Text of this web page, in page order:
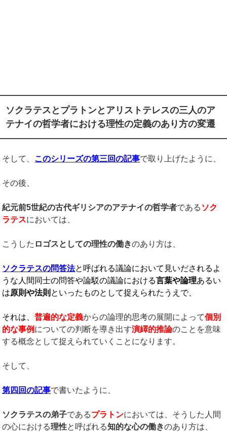
ソクラテスとプラトンとアリストテレスの三人のア
テナイの哲学者における理性の定義のあり方の変遷
そして、 このシリーズの第三回の記事で取り上げたように、
その後、
紀元前5世紀の古代ギリシアのアテナイの哲学者である ソク
ラテスにおいては、
こうした ロゴスとしての理性の働きのあり方は、
ソクラテスの問答法と呼ばれる議論において見いだされるよ
うな人間同士の問答や論駁の議論における言葉や論理あるい
は原則や法則 といったものとして捉えられたうえで、
それは、普遍的な定義からの論理的思考の展開によって個別
的な事例 についての判断を導き出す演繹的推論のことを意味
する概念として捉えられていくことになります。
そして、
第四回の記事で書いたように、
ソクラテスの弟子であるプラトンにおいては、そうした人間
の心における理性と呼ばれる知的な心の働きのあり方は、